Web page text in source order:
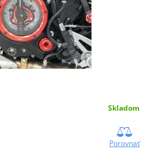
Skladom
Porovnať